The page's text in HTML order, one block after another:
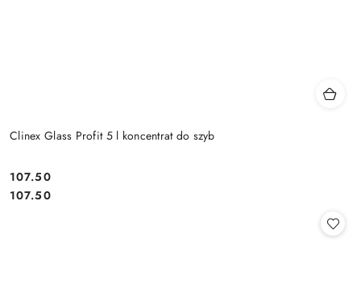
Clinex Glass Profit 5 l koncentrat do szyb
Cena:
107.50
Cena:
107.50